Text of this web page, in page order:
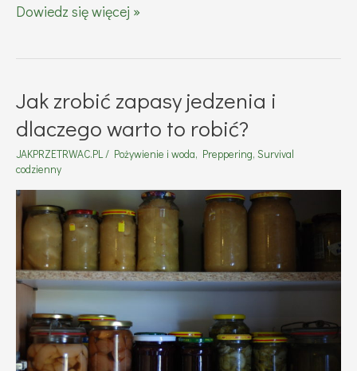
Jak
wiesz
co
chodzi,
to
chodzi
o
pieniądze
–
oszczędzanie,
jako
codzienność
Dowiedz się więcej »
Jak zrobić zapasy jedzenia i
dlaczego warto to robić?
JAKPRZETRWAC.PL/ Pożywienie i woda, Preppering, Survival
codzienny